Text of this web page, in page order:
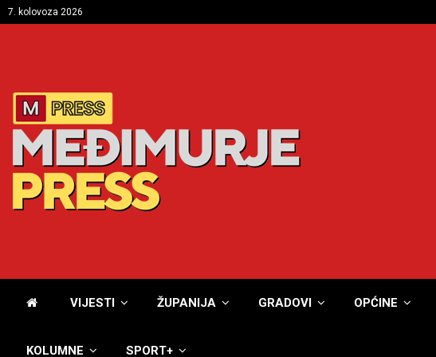
7. kolovoza 2026
VIJESTI ŽUPANIJA GRADOVI OPĆINE
KOLUMNE SPORT+